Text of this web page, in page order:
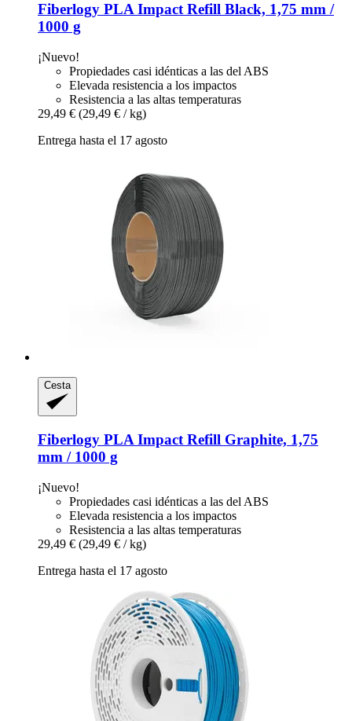
Fiberlogy PLA Impact Refill Black, 1,75 mm /
1000 g
¡Nuevo!
Propiedades casi idénticas a las del ABS
Elevada resistencia a los impactos
Resistencia a las altas temperaturas
29,49 € (29,49 € / kg)
Entrega hasta el 17 agosto
Cesta
Fiberlogy PLA Impact Refill Graphite, 1,75
mm / 1000 g
¡Nuevo!
Propiedades casi idénticas a las del ABS
Elevada resistencia a los impactos
Resistencia a las altas temperaturas
29,49 € (29,49 € / kg)
Entrega hasta el 17 agosto